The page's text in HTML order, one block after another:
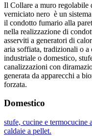
Il Collare a muro regolabile
verniciato nero è un
il condotto fumario alla
nella realizzazione di
asserviti a generatori di
aria soffiata, tradizionali o a
industriale o domestico,
canalizzazioni con
generata da apparecchi a
forzata.
Domestico
stufe, cucine e termocucine
caldaie a pellet.